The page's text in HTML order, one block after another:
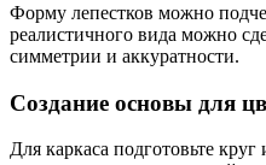
Форму лепестков можно
реалистичного вида можно
симметрии и аккуратности.
Создание основы для
Для каркаса подготовьте